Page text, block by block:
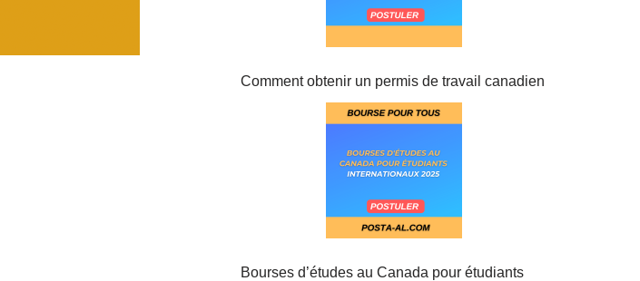
Comment obtenir un permis de travail canadien
Bourses d’études au Canada pour étudiants